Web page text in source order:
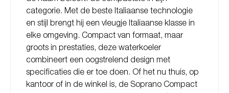
categorie. Met de beste Italiaanse technologie
en stijl brengt hij een vleugje Italiaanse klasse in
elke omgeving. Compact van formaat, maar
groots in prestaties, deze waterkoeler
combineert een oogstrelend design met
specificaties die er toe doen. Of het nu thuis, op
kantoor of in de winkel is, de Soprano Compact